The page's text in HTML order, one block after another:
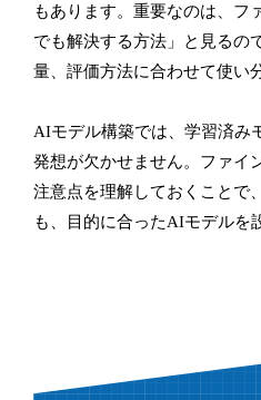
もあります。重要なのは、フ
でも解決する方法」と見るの
量、評価方法に合わせて使い
AIモデル構築では、学習済み
発想が欠かせません。ファイ
注意点を理解しておくことで
も、目的に合ったAIモデルを